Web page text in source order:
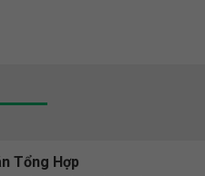
Tổng Hợp